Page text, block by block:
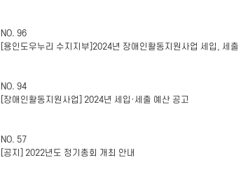
NO. 96
[용인도우누리 수지지부]2024년 장애인활동지원사업 세입, 세출
NO. 94
[장애인활동지원사업] 2024년 세입·세출 예산 공고
NO. 57
[공지] 2022년도 정기총회 개최 안내